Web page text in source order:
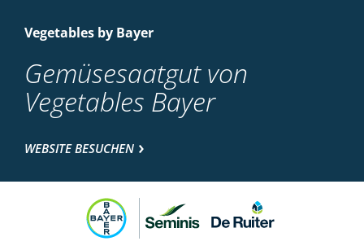
Vegetables by Bayer
Gemüsesaatgut von
Vegetables Bayer
WEBSITE BESUCHEN